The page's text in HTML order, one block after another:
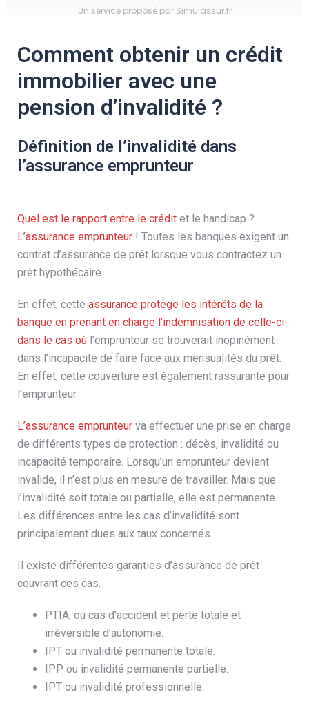
Comment obtenir un crédit
immobilier avec une
pension d’invalidité ?
Définition de l’invalidité dans
l’assurance emprunteur
Quel est le rapport entre le crédit et le handicap ?
L’assurance emprunteur ! Toutes les banques exigent un
contrat d’assurance de prêt lorsque vous contractez un
prêt hypothécaire.
En effet, cette assurance protège les intérêts de la
banque en prenant en charge l’indemnisation de celle-ci
dans le cas où l’emprunteur se trouverait inopinément
dans l’incapacité de faire face aux mensualités du prêt.
En effet, cette couverture est également rassurante pour
l’emprunteur.
L’assurance emprunteur va effectuer une prise en charge
de différents types de protection : décès, invalidité ou
incapacité temporaire. Lorsqu’un emprunteur devient
invalide, il n’est plus en mesure de travailler. Mais que
l’invalidité soit totale ou partielle, elle est permanente.
Les différences entre les cas d’invalidité sont
principalement dues aux taux concernés.
Il existe différentes garanties d’assurance de prêt
couvrant ces cas.
PTIA, ou cas d’accident et perte totale et
irréversible d’autonomie.
IPT ou invalidité permanente totale.
IPP ou invalidité permanente partielle.
IPT ou invalidité professionnelle.